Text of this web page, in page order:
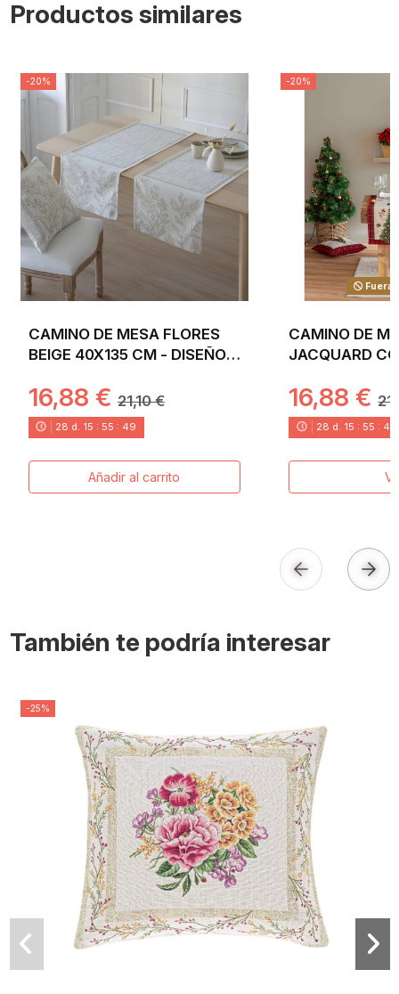
Productos similares
-20%
CAMINO DE MESA FLORES
BEIGE 40X135 CM - DISEÑO
MINIMALISTA EN...
16,88 € 21,10 €
28 d. 15 : 55 : 48
Añadir al carrito
-20%
Fuera
CAMINO DE
JACQUARD CON ARBOL DE
16,88 €
28 d. 15 : 55 : 48
También te podría interesar
-25%